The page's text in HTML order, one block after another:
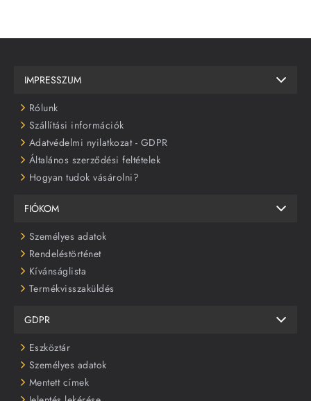
IMPRESSZUM
Rólunk
Szállítási információk
Adatvédelmi nyilatkozat - GDPR
Általános szerződési feltételek
Hogyan tudok vásárolni?
FIÓKOM
Személyes adatok
Rendeléstörténet
Kívánságlista
Termékvisszaküldés
GDPR
Eszköztár
Személyes adatok
Mentett címek